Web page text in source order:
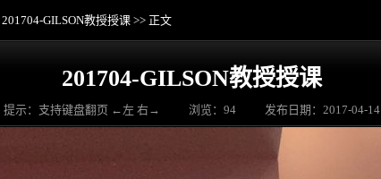
201704-GILSON教授授课 >> 正文
201704-GILSON教授授课
提示：支持键盘翻页 ←左 右→ 浏览： 94 发布日期：2017-04-14